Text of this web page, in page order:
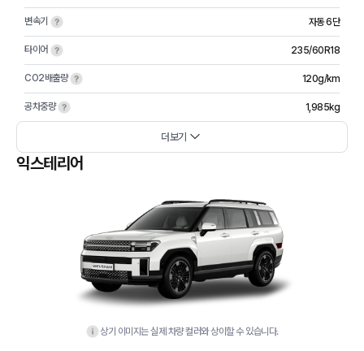
변속기 자동 6단
타이어 235/60R18
CO2배출량 120g/km
공차중량 1,985kg
더보기
익스테리어
상기 이미지는 실제 차량 컬러와 상이할 수 있습니다.